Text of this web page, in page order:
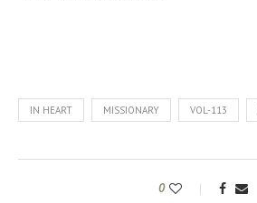
IN HEART MISSIONARY VOL-113
0